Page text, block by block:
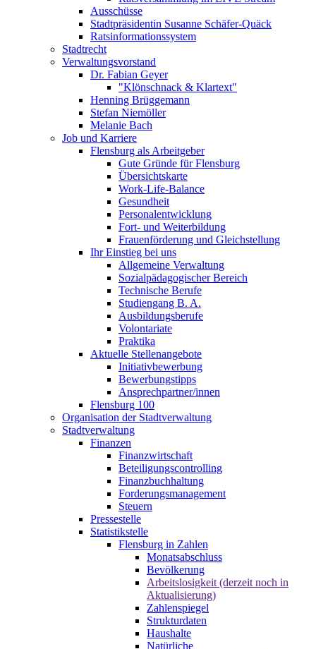
Ausschüsse
Stadtpräsidentin Susanne Schäfer-Quäck
Ratsinformationssystem
Stadtrecht
Verwaltungsvorstand
Dr. Fabian Geyer
"Klönschnack & Klartext"
Henning Brüggemann
Stefan Niemöller
Melanie Bach
Job und Karriere
Flensburg als Arbeitgeber
Gute Gründe für Flensburg
Übersichtskarte
Work-Life-Balance
Gesundheit
Personalentwicklung
Fort- und Weiterbildung
Frauenförderung und Gleichstellung
Ihr Einstieg bei uns
Allgemeine Verwaltung
Sozialpädagogischer Bereich
Technische Berufe
Studiengang B. A.
Ausbildungsberufe
Volontariate
Praktika
Aktuelle Stellenangebote
Initiativbewerbung
Bewerbungstipps
Ansprechpartner/innen
Flensburg 100
Organisation der Stadtverwaltung
Stadtverwaltung
Finanzen
Finanzwirtschaft
Beteiligungscontrolling
Finanzbuchhaltung
Forderungsmanagement
Steuern
Pressestelle
Statistikstelle
Flensburg in Zahlen
Monatsabschluss
Bevölkerung
Arbeitslosigkeit (derzeit noch in
Aktualisierung)
Zahlenspiegel
Strukturdaten
Haushalte
Natürliche